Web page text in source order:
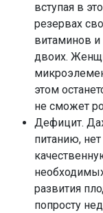
вступая в
резервах
витаминов и
двоих.
этом
не сможет
Дефицит.
питанию,
развития
попросту